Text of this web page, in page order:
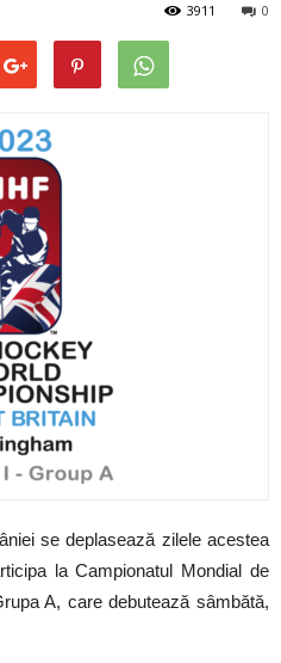
0
3911
se deplasează zilele acestea
la Campionatul Mondial de
A, care debutează sâmbătă,